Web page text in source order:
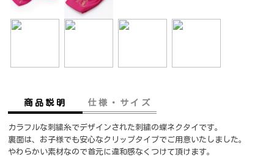
商品説明 仕様・サイズ
カラフルな刺繍糸でデザインされた刺繍の蝶ネクタイです。
裏面は、お子様でも安心なクリップタイプでご用意いたしました。
やわらかい素材なので首元に違和感なくつけて頂けます。